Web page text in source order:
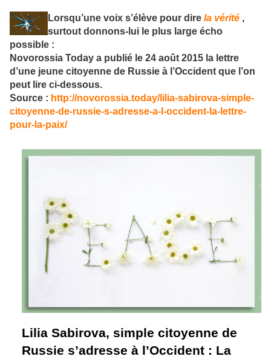
Lorsqu’une voix s’élève pour dire la vérité ,
surtout donnons-lui le plus large écho
possible :
Novorossia Today a publié le 24 août 2015 la lettre
d’une jeune citoyenne de Russie à l’Occident que l’on
peut lire ci-dessous.
Source : http://novorossia.today/lilia-sabirova-simple-
citoyenne-de-russie-s-adresse-a-l-occident-la-lettre-
pour-la-paix/
Lilia Sabirova, simple citoyenne de
Russie s’adresse à l’Occident : La